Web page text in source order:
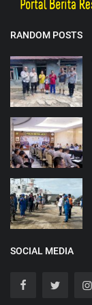
RANDOM POSTS
SOCIAL MEDIA